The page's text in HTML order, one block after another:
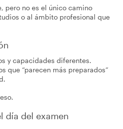
pero no es el único camino
o al ámbito profesional que
y capacidades diferentes.
que “parecen más preparados”
día del examen